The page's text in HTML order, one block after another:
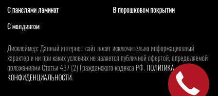
С панелями ламинат
В порошковом покрытии
С молдингом
Дисклеймер: Данный интернет-сайт носит исключительно информационный
характер и ни при каких условиях не является публичной офертой, определяемой
положениями Статьи 437 (2) Гражданского кодекса РФ. ПОЛИТИКА
КОНФИДЕНЦИАЛЬНОСТИ.